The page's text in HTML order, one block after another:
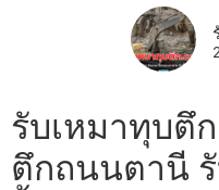
รับเหมาทุบตึ
ตึกถนนตานี